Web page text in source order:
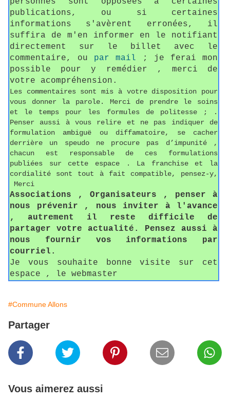
publications, ou si certaines
informations s'avèrent erronées, il
suffira de m'en informer en le notifiant
directement sur le billet avec le
commentaire, ou par mail ; je ferai mon
possible pour y remédier , merci de
votre acompréhension.
Les commentaires sont mis à votre disposition pour
vous donner la parole. Merci de prendre le soins
et le temps pour les formules de politesse ; .
Penser aussi à vous relire et ne pas indiquer de
formulation ambiguë ou diffamatoire, se cacher
derrière un speudo ne procure pas d’impunité ,
chacun est responsable de ces formulations
publiées sur cette espace . La franchise et la
cordialité sont tout à fait compatible, pensez-y,
Merci
Associations , Organisateurs , penser à
nous prévenir , nous inviter à l'avance
, autrement il reste difficile de
partager votre actualité. Pensez aussi à
nous fournir vos informations par
courriel.
Je vous souhaite bonne visite sur cet
espace , le webmaster
#Commune Allons
Partager
Vous aimerez aussi